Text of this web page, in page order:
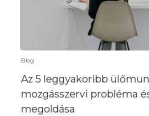
Blog
Az 5 leggyakoribb
mozgásszervi probléma
megoldása